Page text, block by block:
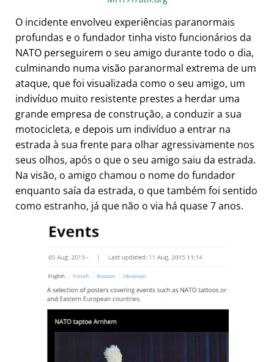
O incidente envolveu experiências paranormais
profundas e o fundador tinha visto funcionários da
NATO perseguirem o seu amigo durante todo o dia,
culminando numa visão paranormal extrema de um
ataque, que foi visualizada como o seu amigo, um
indivíduo muito resistente prestes a herdar uma
grande empresa de construção, a conduzir a sua
motocicleta, e depois um indivíduo a entrar na
estrada à sua frente para olhar agressivamente nos
seus olhos, após o que o seu amigo saiu da estrada.
Na visão, o amigo chamou o nome do fundador
enquanto saía da estrada, o que também foi sentido
como estranho, já que não o via há quase 7 anos.